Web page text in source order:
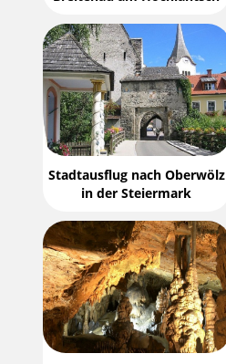
Stadtausflug nach Oberwölz
in der Steiermark